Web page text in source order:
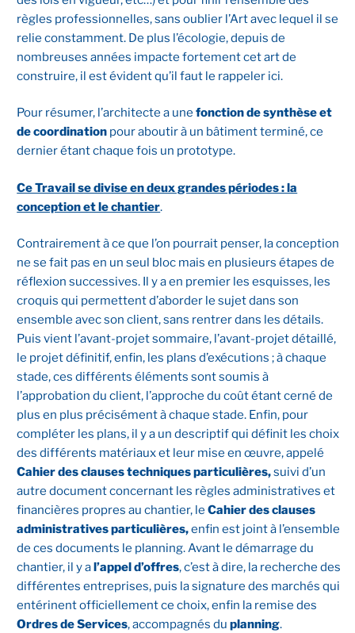
règles professionnelles, sans oublier l’Art avec lequel il se
relie constamment. De plus l’écologie, depuis de
nombreuses années impacte fortement cet art de
construire, il est évident qu’il faut le rappeler ici.
Pour résumer, l’architecte a unefonction de synthèse et
de coordination pour aboutir à un bâtiment terminé, ce
dernier étant chaque fois un prototype.
Ce Travail se divise en deux grandes périodes : la
conception et le chantier.
Contrairement à ce que l’on pourrait penser, la conception
ne se fait pas en un seul bloc mais en plusieurs étapes de
réflexion successives. Il y a en premier les esquisses, les
croquis qui permettent d’aborder le sujet dans son
ensemble avec son client, sans rentrer dans les détails.
Puis vient l’avant-projet sommaire, l’avant-projet détaillé,
le projet définitif, enfin, les plans d’exécutions ; à chaque
stade, ces différents éléments sont soumis à
l’approbation du client, l’approche du coût étant cerné de
plus en plus précisément à chaque stade. Enfin, pour
compléter les plans, il y a un descriptif qui définit les choix
des différents matériaux et leur mise en œuvre, appelé
Cahier des clauses techniques particulières,suivi d’un
autre document concernant les règles administratives et
financières propres au chantier, le Cahier des clauses
administratives particulières,enfin est joint à l’ensemble
de ces documents le planning. Avant le démarrage du
chantier, il y al’appel d’offres, c’est à dire, la recherche des
différentes entreprises, puis la signature des marchés qui
entérinent officiellement ce choix, enfin la remise des
Ordres de Services, accompagnés duplanning.